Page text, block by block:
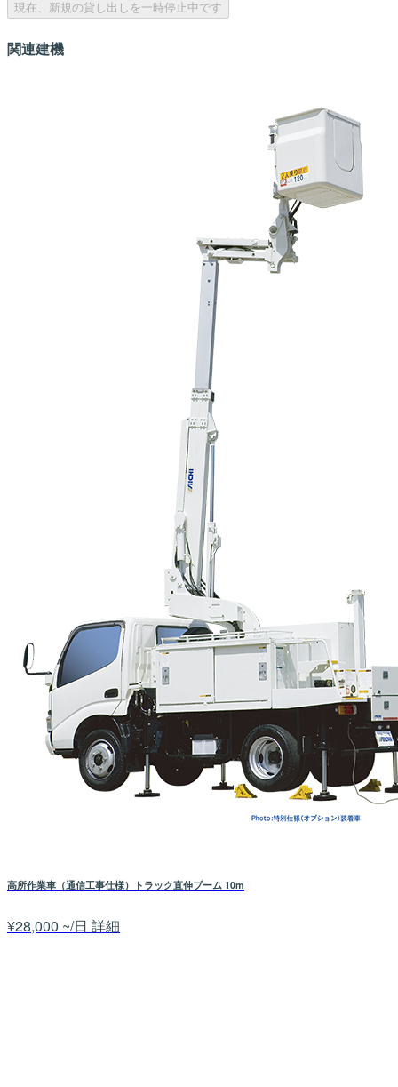
現在、新規の貸し出しを一時停止中です
関連建機
高所作業車（通信工事仕様）トラック直伸ブーム 10m
¥28,000 ~/日 詳細